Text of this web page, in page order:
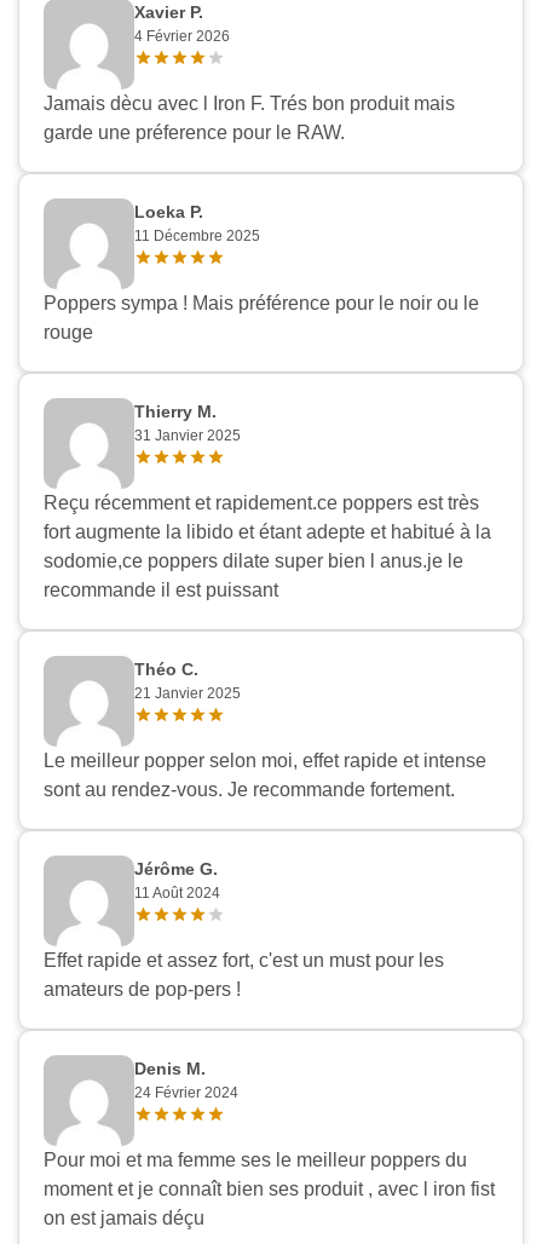
Xavier P.
4 Février 2026
Jamais dècu avec l Iron F. Trés bon produit mais
garde une préference pour le RAW.
Loeka P.
11 Décembre 2025
Poppers sympa ! Mais préférence pour le noir ou le
rouge
Thierry M.
31 Janvier 2025
Reçu récemment et rapidement.ce poppers est très
fort augmente la libido et étant adepte et habitué à la
sodomie,ce poppers dilate super bien l anus.je le
recommande il est puissant
Théo C.
21 Janvier 2025
Le meilleur popper selon moi, effet rapide et intense
sont au rendez-vous. Je recommande fortement.
Jérôme G.
11 Août 2024
Effet rapide et assez fort, c'est un must pour les
amateurs de pop-pers !
Denis M.
24 Février 2024
Pour moi et ma femme ses le meilleur poppers du
moment et je connaît bien ses produit , avec l iron fist
on est jamais déçu